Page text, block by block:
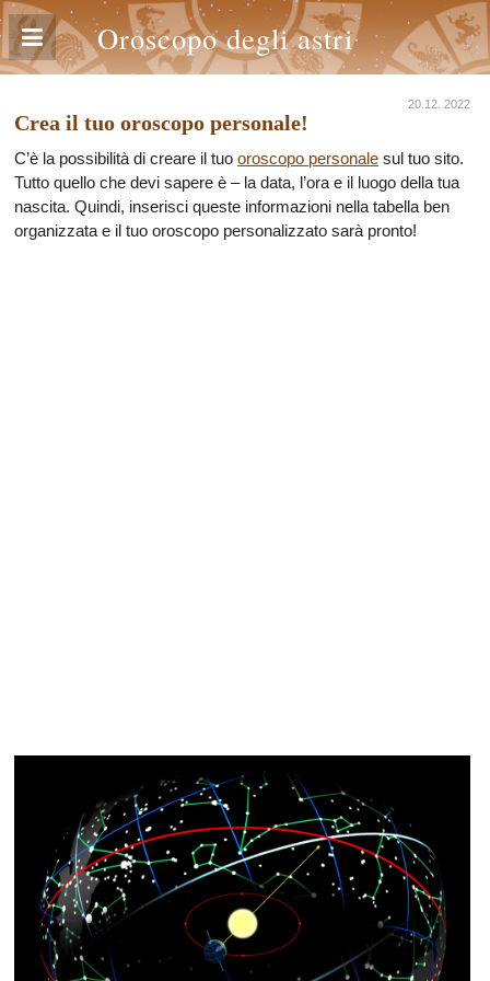
Oroscopo degli astri
20.12. 2022
Crea il tuo oroscopo personale!
C’è la possibilità di creare il tuo oroscopo personale sul tuo sito.
Tutto quello che devi sapere è – la data, l’ora e il luogo della tua
nascita. Quindi, inserisci queste informazioni nella tabella ben
organizzata e il tuo oroscopo personalizzato sarà pronto!